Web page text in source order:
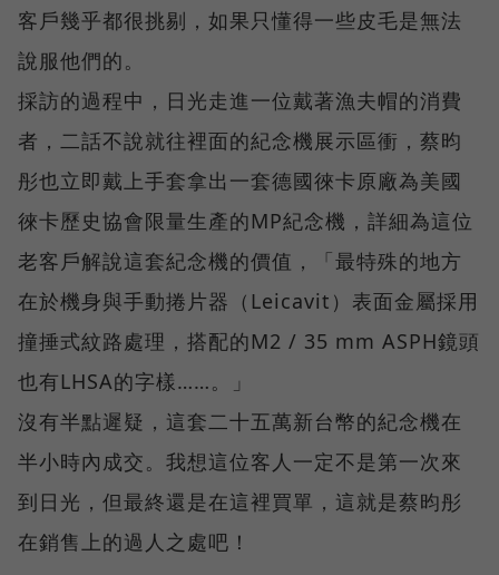
客戶幾乎都很挑剔，如果只懂得一些皮毛是無法
說服他們的。
採訪的過程中，日光走進一位戴著漁夫帽的消費
者，二話不說就往裡面的紀念機展示區衝，蔡昀
彤也立即戴上手套拿出一套德國徠卡原廠為美國
徠卡歷史協會限量生產的MP紀念機，詳細為這位
老客戶解說這套紀念機的價值，「最特殊的地方
在於機身與手動捲片器（Leicavit）表面金屬採用
撞捶式紋路處理，搭配的M2 / 35 mm ASPH鏡頭
也有LHSA的字樣……。」
沒有半點遲疑，這套二十五萬新台幣的紀念機在
半小時內成交。我想這位客人一定不是第一次來
到日光，但最終還是在這裡買單，這就是蔡昀彤
在銷售上的過人之處吧！